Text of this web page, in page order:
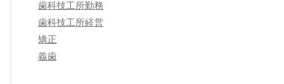
歯科技工所勤務
歯科技工所経営
矯正
義歯